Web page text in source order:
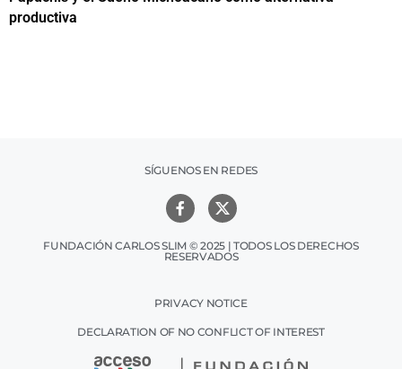
productiva
SÍGUENOS EN REDES
FUNDACIÓN CARLOS SLIM © 2025 | TODOS LOS DERECHOS
RESERVADOS
PRIVACY NOTICE
DECLARATION OF NO CONFLICT OF INTEREST